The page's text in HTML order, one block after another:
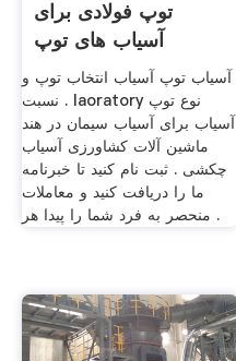
توپ فولادی برای
آسیاب های توپ
آسیاب توپ آسیاب انتخاب توپ و
نسبت . laoratory نوع توپ
آسیاب برای آسیاب سیمان در هند
ماشین آلات کشاورزی آسیاب
چکشی . ثبت نام کنید تا خبرنامه
ما را دریافت کنید و معاملات
منحصر به فرد شما را پیدا هر .